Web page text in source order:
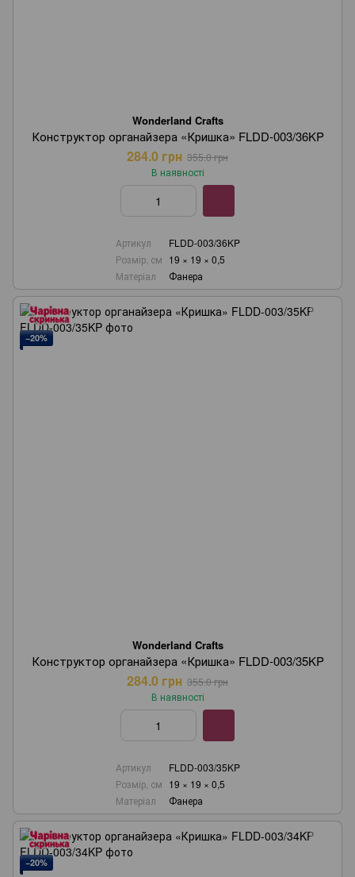
Wonderland Crafts
Конструктор органайзера «Кришка» FLDD-003/36KP
284.0 грн 355.0 грн
В наявності
Артикул
FLDD-003/36KP
Розмір, см 19 × 19 × 0,5
Матеріал
Фанера
−20%
Wonderland Crafts
Конструктор органайзера «Кришка» FLDD-003/35KP
284.0 грн 355.0 грн
В наявності
Артикул
FLDD-003/35KP
Розмір, см 19 × 19 × 0,5
Матеріал
Фанера
−20%